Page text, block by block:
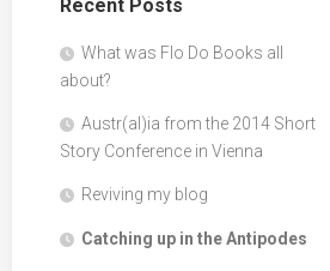
Recent Posts
What was Flo Do Books all
about?
Austr(al)ia from the 2014 Short
Story Conference in Vienna
Reviving my blog
Catching up in the Antipodes